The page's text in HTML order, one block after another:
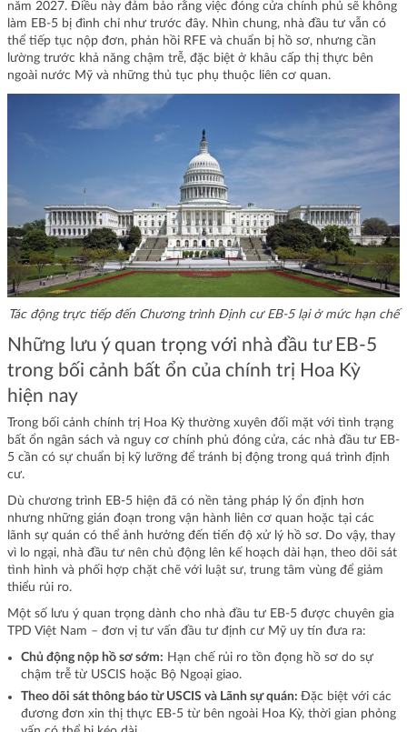
năm 2027. Điều này đảm bảo rằng việc đóng cửa chính phủ sẽ không
làm EB-5 bị đình chỉ như trước đây. Nhìn chung, nhà đầu tư vẫn có
thể tiếp tục nộp đơn, phản hồi RFE và chuẩn bị hồ sơ, nhưng cần
lường trước khả năng chậm trễ, đặc biệt ở khâu cấp thị thực bên
ngoài nước Mỹ và những thủ tục phụ thuộc liên cơ quan.
Tác động trực tiếp đến Chương trình Định cư EB-5 lại ở mức hạn chế
Những lưu ý quan trọng với nhà đầu tư EB-5
trong bối cảnh bất ổn của chính trị Hoa Kỳ
hiện nay
Trong bối cảnh chính trị Hoa Kỳ thường xuyên đối mặt với tình trạng
bất ổn ngân sách và nguy cơ chính phủ đóng cửa, các nhà đầu tư EB-
5 cần có sự chuẩn bị kỹ lưỡng để tránh bị động trong quá trình định
cư.
Dù chương trình EB-5 hiện đã có nền tảng pháp lý ổn định hơn
nhưng những gián đoạn trong vận hành liên cơ quan hoặc tại các
lãnh sự quán có thể ảnh hưởng đến tiến độ xử lý hồ sơ. Do vậy, thay
vì lo ngại, nhà đầu tư nên chủ động lên kế hoạch dài hạn, theo dõi sát
tình hình và phối hợp chặt chẽ với luật sư, trung tâm vùng để giảm
thiểu rủi ro.
Một số lưu ý quan trọng dành cho nhà đầu tư EB-5 được chuyên gia
TPD Việt Nam – đơn vị tư vấn đầu tư định cư Mỹ uy tín đưa ra:
Chủ động nộp hồ sơ sớm: Hạn chế rủi ro tồn đọng hồ sơ do sự
chậm trễ từ USCIS hoặc Bộ Ngoại giao.
Theo dõi sát thông báo từ USCIS và Lãnh sự quán: Đặc biệt với các
đương đơn xin thị thực EB-5 từ bên ngoài Hoa Kỳ, thời gian phỏng